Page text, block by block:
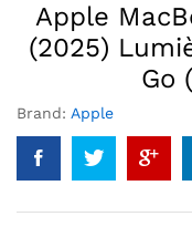
Apple
(2025)
Go
Brand: Apple